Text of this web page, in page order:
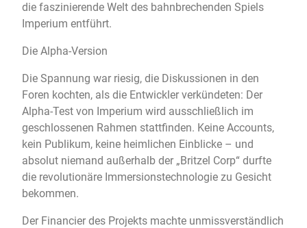
die faszinierende Welt des bahnbrechenden Spiels
Imperium entführt.
Die Alpha-Version
Die Spannung war riesig, die Diskussionen in den
Foren kochten, als die Entwickler verkündeten: Der
Alpha-Test von Imperium wird ausschließlich im
geschlossenen Rahmen stattfinden. Keine Accounts,
kein Publikum, keine heimlichen Einblicke – und
absolut niemand außerhalb der „Britzel Corp“ durfte
die revolutionäre Immersionstechnologie zu Gesicht
bekommen.
Der Financier des Projekts machte unmissverständlich